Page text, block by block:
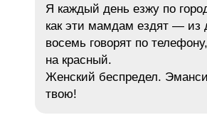
Я каждый день езжу по
как эти мамдам ездят — из
восемь говорят по
на красный.
Женский беспредел.
твою!